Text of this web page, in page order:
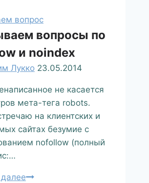
вопрос
вопросы по
и noindex
Лукко 23.05.2014
не касается
мета-тега robots.
на клиентских и
сайтах безумие с
nofollow (полный